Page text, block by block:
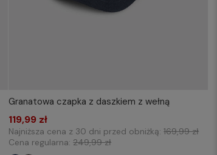
Granatowa czapka z daszkiem z wełną
119,99 zł
Najniższa cena z 30 dni przed obniżką:169,99 zł
Cena regularna:249,99 zł